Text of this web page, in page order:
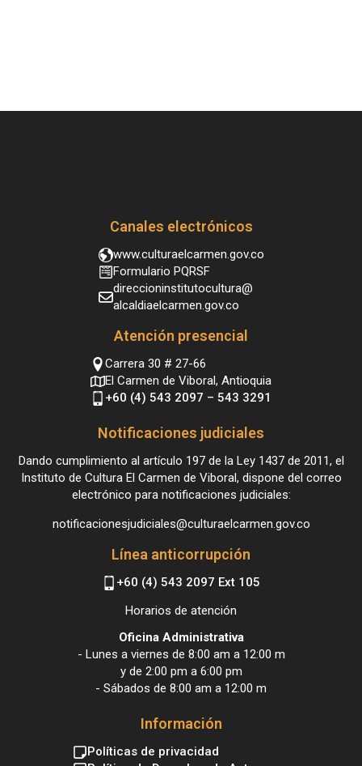
Canales electrónicos
www.culturaelcarmen.gov.co
Formulario PQRSF
direccioninstitutocultura@
alcaldiaelcarmen.gov.co
Atención presencial
Carrera 30 # 27-66
El Carmen de Viboral, Antioquia
+60 (4) 543 2097 – 543 3291
Notificaciones judiciales
Dando cumplimiento al artículo 197 de la Ley 1437 de 2011, el
Instituto de Cultura El Carmen de Viboral, dispone del correo
electrónico para notificaciones judiciales:
notificacionesjudiciales@culturaelcarmen.gov.co
Línea anticorrupción
+60 (4) 543 2097 Ext 105
Horarios de atención
Oficina Administrativa
- Lunes a viernes de 8:00 am a 12:00 m
y de 2:00 pm a 6:00 pm
- Sábados de 8:00 am a 12:00 m
Información
Políticas de privacidad